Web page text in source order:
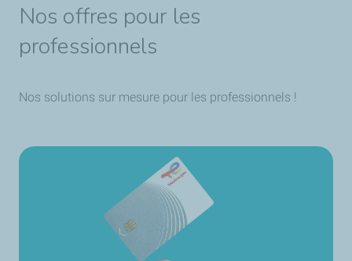
Nos offres pour les
professionnels
Nos solutions sur mesure pour les professionnels !